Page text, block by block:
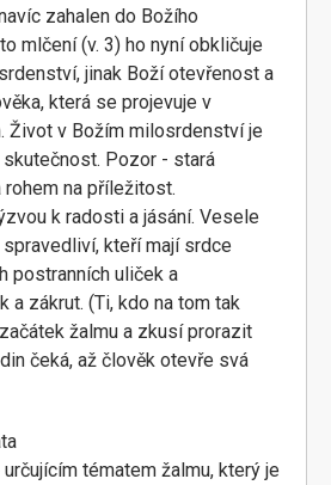
zahalen do Božího
mlčení (v. 3) ho nyní obkličuje
jinak Boží otevřenost a
která se projevuje v
Život v Božím milosrdenství je
skutečnost. Pozor - stará
na příležitost.
k radosti a jásání. Vesele
kteří mají srdce
postranních uliček a
a zákrut. (Ti, kdo na tom tak
žalmu a zkusí prorazit
čeká, až člověk otevře svá
tématem žalmu, který je